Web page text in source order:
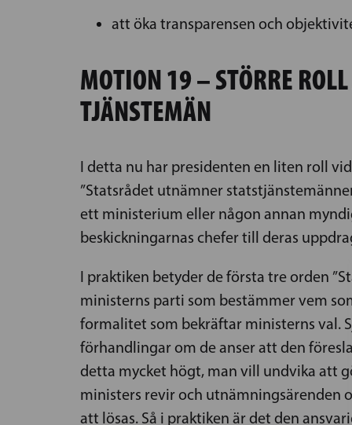
att öka transparensen och
MOTION 19 – STÖRRE
TJÄNSTEMÄN
I detta nu har presidenten en liten roll
”Statsrådet utnämner
ett ministerium eller någon annan
beskickningarnas chefer till deras
I praktiken betyder de första tre orden
ministerns parti som bestämmer vem
formalitet som bekräftar ministerns val.
förhandlingar om de anser att den
detta mycket högt, man vill undvika att
ministers revir och utnämningsärenden
att lösas. Så i praktiken är det den